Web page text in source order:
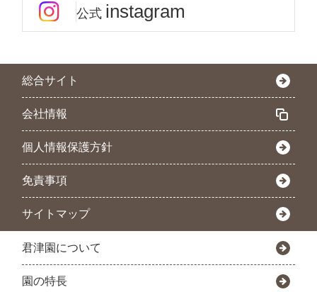
公式 instagram
総合サイト
会社情報
個人情報保護方針
免責事項
サイトマップ
君津園について
園の特長